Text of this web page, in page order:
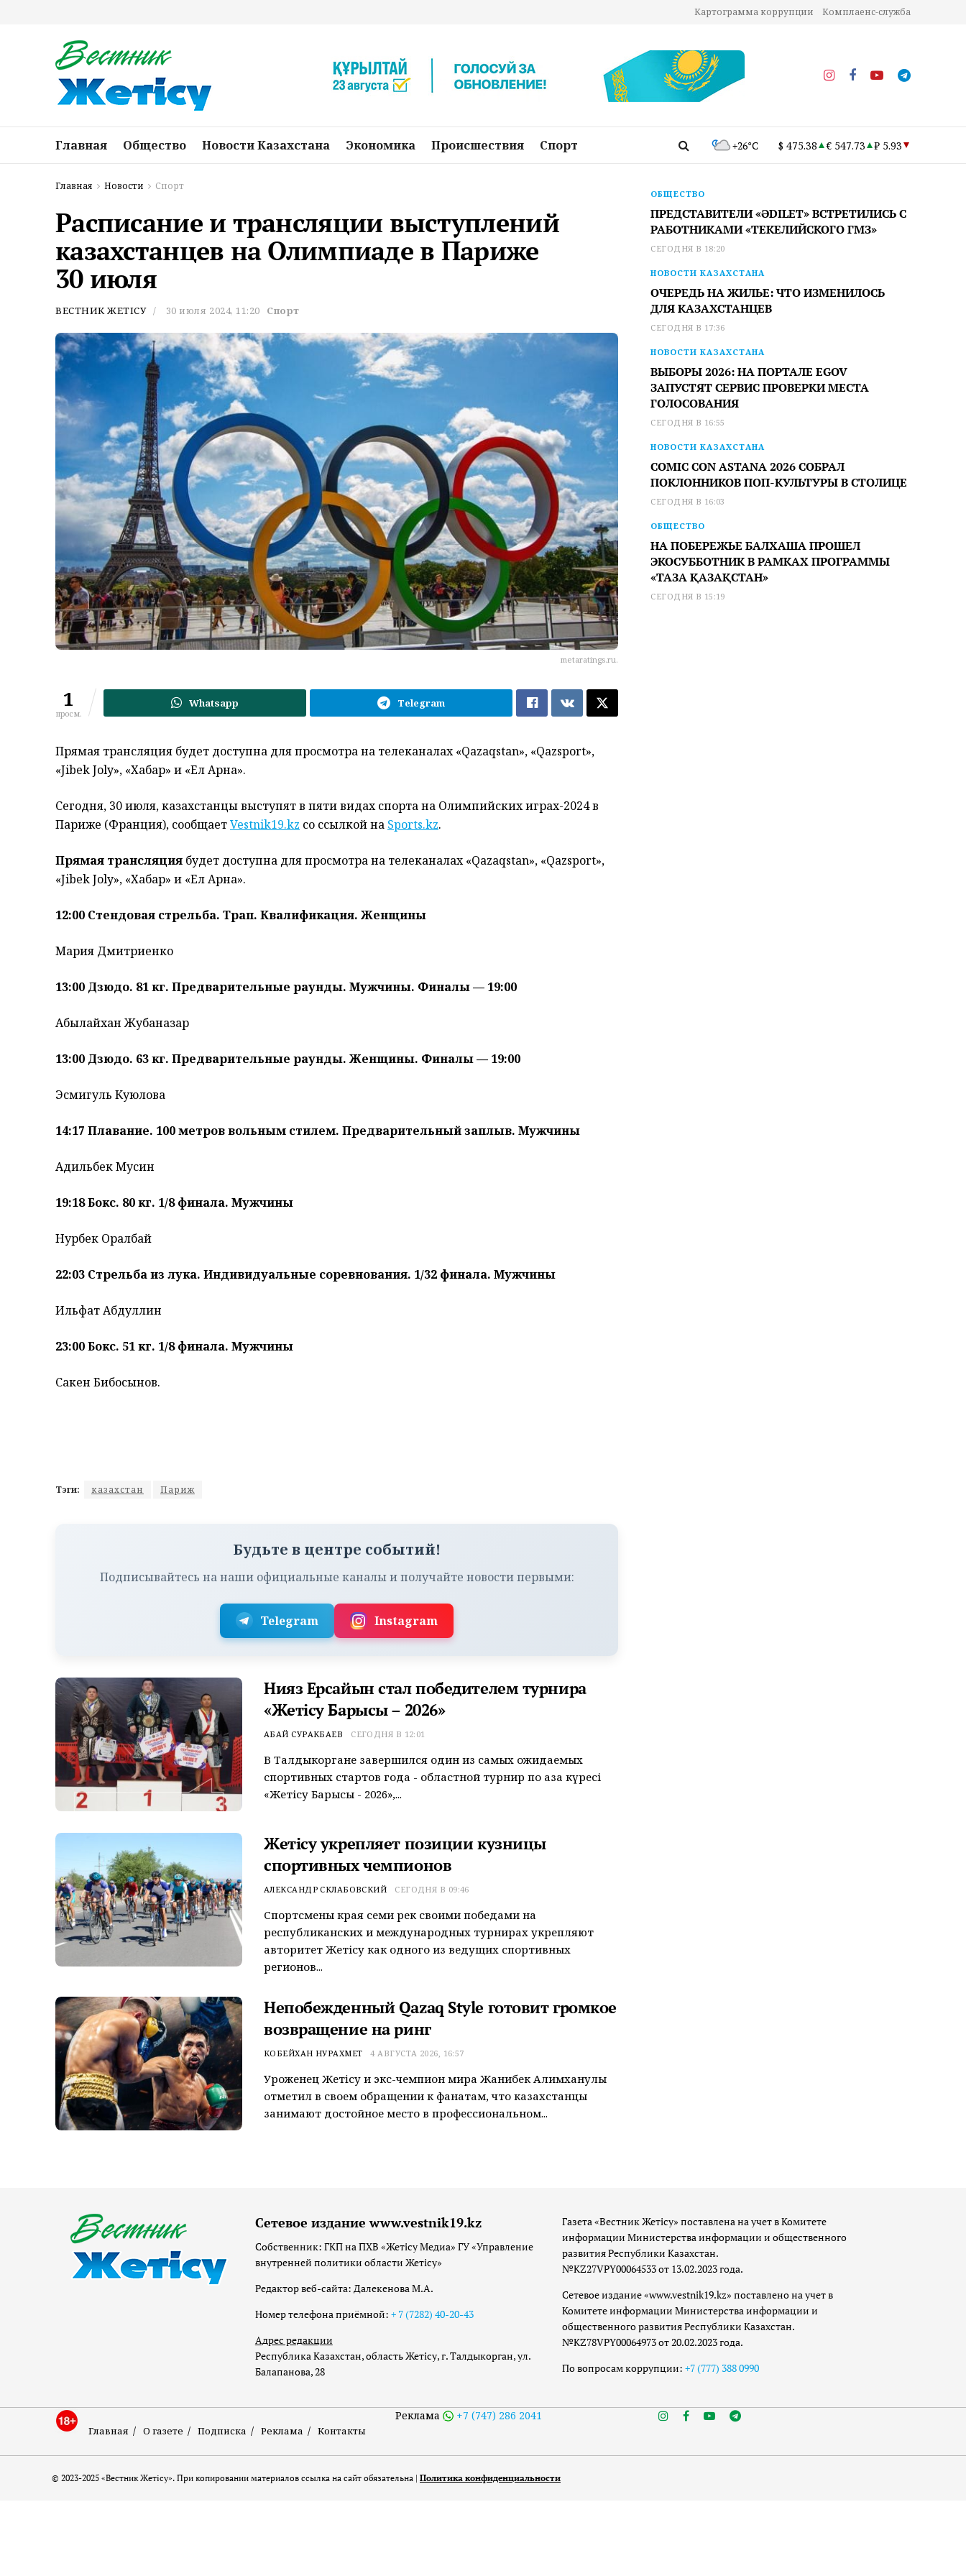
Картограмма коррупции Комплаенс-служба
Главная Общество Новости Казахстана Экономика Происшествия Спорт +26°C $ 475.38 € 547.73 ₽ 5.93
Главная Новости Спорт
Расписание и трансляции выступлений
казахстанцев на Олимпиаде в Париже
30 июля
ВЕСТНИК ЖЕТІСУ 30 июля 2024, 11:20 Спорт
metaratings.ru.
1
просм.
Whatsapp Telegram
Прямая трансляция будет доступна для просмотра на телеканалах «Qazaqstan», «Qazsport»,
«Jibek Joly», «Хабар» и «Ел Арна».
Сегодня, 30 июля, казахстанцы выступят в пяти видах спорта на Олимпийских играх-2024 в
Париже (Франция), сообщаетVestnik19.kz со ссылкой на Sports.kz.
Прямая трансляция будет доступна для просмотра на телеканалах «Qazaqstan», «Qazsport»,
«Jibek Joly», «Хабар» и «Ел Арна».
12:00 Стендовая стрельба. Трап. Квалификация. Женщины
Мария Дмитриенко
13:00 Дзюдо. 81 кг. Предварительные раунды. Мужчины. Финалы — 19:00
Абылайхан Жубаназар
13:00 Дзюдо. 63 кг. Предварительные раунды. Женщины. Финалы — 19:00
Эсмигуль Куюлова
14:17 Плавание. 100 метров вольным стилем. Предварительный заплыв. Мужчины
Адильбек Мусин
19:18 Бокс. 80 кг. 1/8 финала. Мужчины
Нурбек Оралбай
22:03 Стрельба из лука. Индивидуальные соревнования. 1/32 финала. Мужчины
Ильфат Абдуллин
23:00 Бокс. 51 кг. 1/8 финала. Мужчины
Сакен Бибосынов.
Тэги: казахстан Париж
Будьте в центре событий!
Подписывайтесь на наши официальные каналы и получайте новости первыми:
Telegram Instagram
Нияз Ерсайын стал победителем турнира
«Жетісу Барысы – 2026»
АБАЙ СУРАКБАЕВ СЕГОДНЯ В 12:01
В Талдыкоргане завершился один из самых ожидаемых
спортивных стартов года - областной турнир по қазақ күресі
«Жетісу Барысы - 2026»,...
Жетісу укрепляет позиции кузницы
спортивных чемпионов
АЛЕКСАНДР СКЛАБОВСКИЙ СЕГОДНЯ В 09:46
Спортсмены края семи рек своими победами на
республиканских и международных турнирах укрепляют
авторитет Жетісу как одного из ведущих спортивных
регионов...
Непобежденный Qazaq Style готовит громкое
возвращение на ринг
КОБЕЙХАН НУРАХМЕТ 4 АВГУСТА 2026, 16:57
Уроженец Жетiсу и экс-чемпион мира Жанибек Алимханулы
отметил в своем обращении к фанатам, что казахстанцы
занимают достойное место в профессиональном...
ОБЩЕСТВО
ПРЕДСТАВИТЕЛИ «ӘDILET» ВСТРЕТИЛИСЬ С
РАБОТНИКАМИ «ТЕКЕЛИЙСКОГО ГМЗ»
СЕГОДНЯ В 18:20
НОВОСТИ КАЗАХСТАНА
ОЧЕРЕДЬ НА ЖИЛЬЕ: ЧТО ИЗМЕНИЛОСЬ
ДЛЯ КАЗАХСТАНЦЕВ
СЕГОДНЯ В 17:36
НОВОСТИ КАЗАХСТАНА
ВЫБОРЫ 2026: НА ПОРТАЛЕ EGOV
ЗАПУСТЯТ СЕРВИС ПРОВЕРКИ МЕСТА
ГОЛОСОВАНИЯ
СЕГОДНЯ В 16:55
НОВОСТИ КАЗАХСТАНА
COMIC CON ASTANA 2026 СОБРАЛ
ПОКЛОННИКОВ ПОП-КУЛЬТУРЫ В СТОЛИЦЕ
СЕГОДНЯ В 16:03
ОБЩЕСТВО
НА ПОБЕРЕЖЬЕ БАЛХАША ПРОШЕЛ
ЭКОСУББОТНИК В РАМКАХ ПРОГРАММЫ
«ТАЗА ҚАЗАҚСТАН»
СЕГОДНЯ В 15:19
Сетевое издание www.vestnik19.kz
Собственник: ГКП на ПХВ «Жетісу Медиа» ГУ «Управление
внутренней политики области Жетісу»
Редактор веб-сайта: Далекенова М.А.
Номер телефона приёмной: + 7 (7282) 40-20-43
Адрес редакции
Республика Казахстан, область Жетісу, г. Талдыкорган, ул.
Балапанова, 28
Газета «Вестник Жетісу» поставлена на учет в Комитете
информации Министерства информации и общественного
развития Республики Казахстан.
№KZ27VPY00064533 от 13.02.2023 года.
Сетевое издание «www.vestnik19.kz» поставлено на учет в
Комитете информации Министерства информации и
общественного развития Республики Казахстан.
№KZ78VPY00064973 от 20.02.2023 года.
По вопросам коррупции: +7 (777) 388 0990
Главная О газете Подписка Реклама Контакты
Реклама +7 (747) 286 2041
© 2023-2025 «Вестник Жетісу». При копировании материалов ссылка на сайт обязательна | Политика конфиденциальности